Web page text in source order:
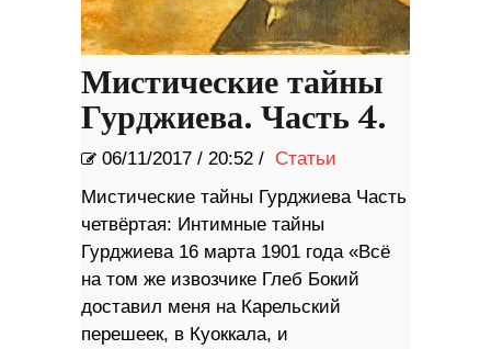
Мистические тайны
Гурджиева. Часть 4.
06/11/2017 / 20:52 / Статьи
Мистические тайны Гурджиева Часть
четвёртая: Интимные тайны
Гурджиева 16 марта 1901 года «Всё
на том же извозчике Глеб Бокий
доставил меня на Карельский
перешеек, в Куоккала, и